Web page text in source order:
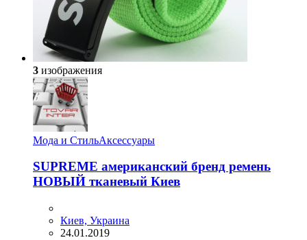
3 изображения
Мода и СтильАксессуары
SUPREME американский бренд ремень
НОВЫЙ тканевый Киев
Киев, Украина
24.01.2019